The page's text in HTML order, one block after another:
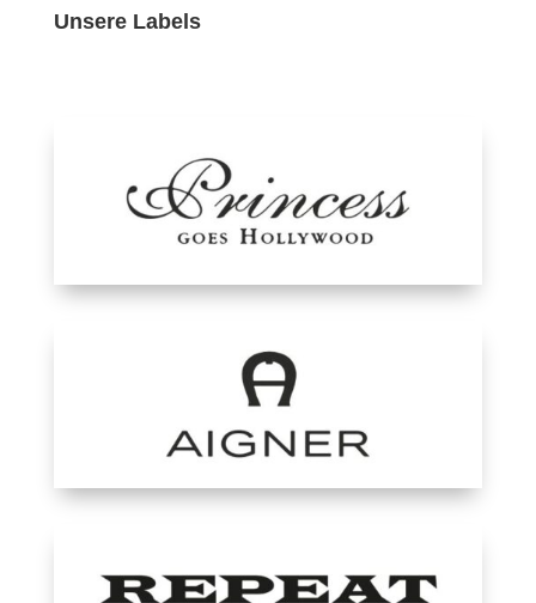
Unsere Labels